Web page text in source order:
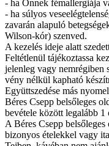
- ha Önnek fémallergiája
- ha súlyos
zavarán alapuló
Wilson-kór) szenved.
A kezelés ideje alatt
Feltétlenül tájékoztassa
jelenleg vagy nemrégiben
vény nélkül kapható
Együttszedése más
Béres Csepp belsőleges
bevétele között legalább 1
A Béres Csepp
bizonyos ételekkel vagy